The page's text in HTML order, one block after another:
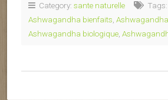
Category: sante naturelle Tags:
Ashwagandha bienfaits
Ashwagandha biologique